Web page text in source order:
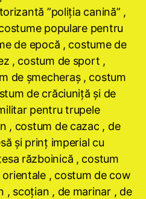
”poliţia canină” ,
populare pentru
de epocă , costume de
, costum de sport ,
de şmecheraş , costum
de crăciuniţă şi de
pentru trupele
, costum de cazac , de
şi prinţ imperial cu
războinică , costum
, costum de cow
, scoţian , de marinar , de